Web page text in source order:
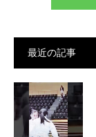
最近の記事